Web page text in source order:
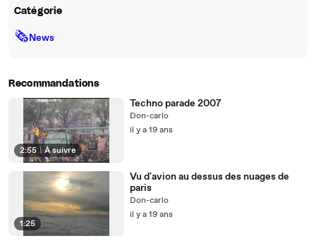
Catégorie
🗞News
Recommandations
2:55 À suivre
Techno parade 2007
Don-carlo
il y a 19 ans
1:25
Vu d'avion au dessus des nuages de
paris
Don-carlo
il y a 19 ans